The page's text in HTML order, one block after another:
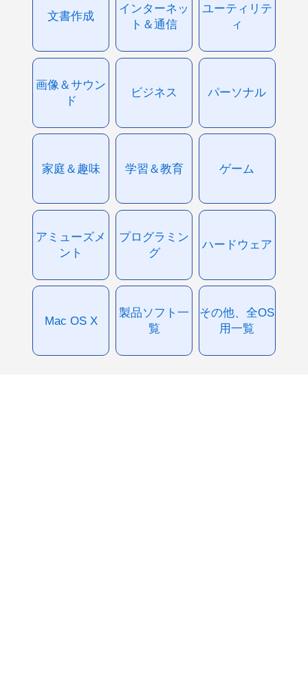
文書作成
インターネッ
ト＆通信
ユーティリテ
ィ
画像＆サウン
ド
ビジネス パーソナル
家庭＆趣味 学習＆教育 ゲーム
アミューズメ
ント
プログラミン
グ
ハードウェア
Mac OS X
製品ソフト一
覧
その他、全OS
用一覧